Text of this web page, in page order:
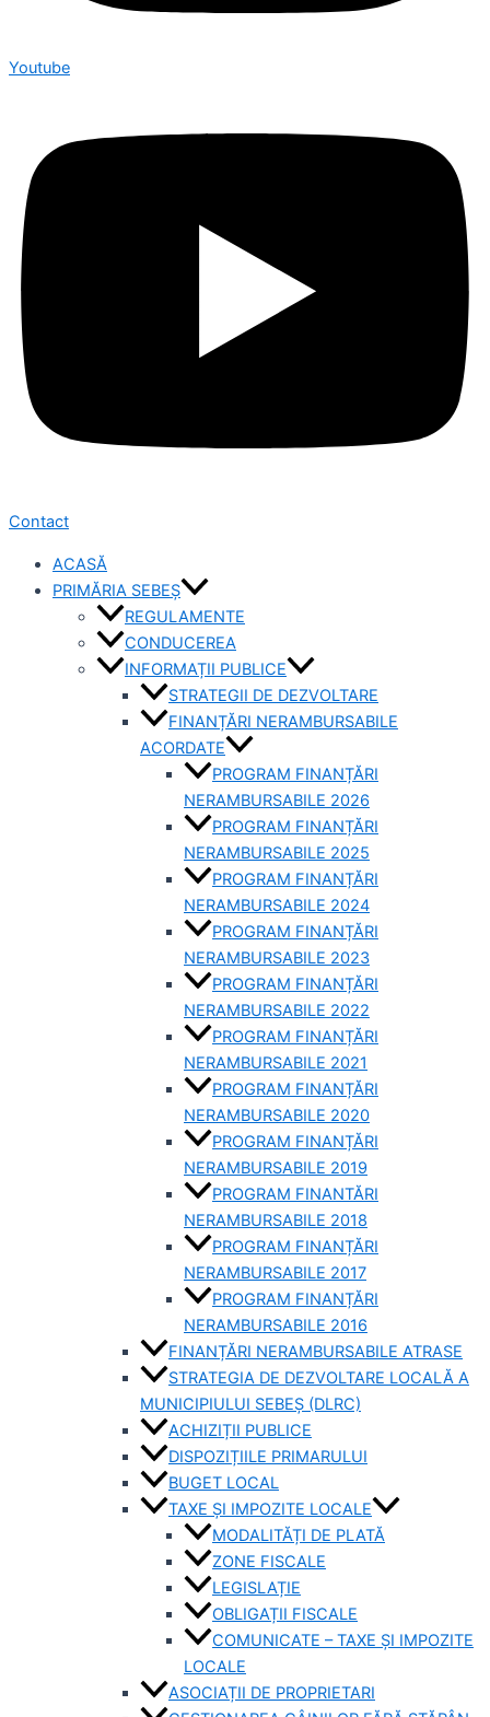
Youtube
Contact
ACASĂ
PRIMĂRIA SEBEȘ
REGULAMENTE
CONDUCEREA
INFORMAȚII PUBLICE
STRATEGII DE DEZVOLTARE
FINANȚĂRI NERAMBURSABILE
ACORDATE
PROGRAM FINANȚĂRI
NERAMBURSABILE 2026
PROGRAM FINANȚĂRI
NERAMBURSABILE 2025
PROGRAM FINANȚĂRI
NERAMBURSABILE 2024
PROGRAM FINANȚĂRI
NERAMBURSABILE 2023
PROGRAM FINANȚĂRI
NERAMBURSABILE 2022
PROGRAM FINANȚĂRI
NERAMBURSABILE 2021
PROGRAM FINANȚĂRI
NERAMBURSABILE 2020
PROGRAM FINANȚĂRI
NERAMBURSABILE 2019
PROGRAM FINANTĂRI
NERAMBURSABILE 2018
PROGRAM FINANȚĂRI
NERAMBURSABILE 2017
PROGRAM FINANȚĂRI
NERAMBURSABILE 2016
FINANȚĂRI NERAMBURSABILE ATRASE
STRATEGIA DE DEZVOLTARE LOCALĂ A
MUNICIPIULUI SEBEȘ (DLRC)
ACHIZIȚII PUBLICE
DISPOZIȚIILE PRIMARULUI
BUGET LOCAL
TAXE ȘI IMPOZITE LOCALE
MODALITĂȚI DE PLATĂ
ZONE FISCALE
LEGISLAȚIE
OBLIGAȚII FISCALE
COMUNICATE – TAXE ȘI IMPOZITE
LOCALE
ASOCIAȚII DE PROPRIETARI